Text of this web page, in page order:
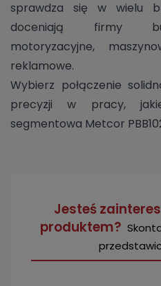
sprawdza się w wielu
doceniają firmy
motoryzacyjne,
reklamowe.
Wybierz połączenie
precyzji w pracy,
segmentowa Metcor
Jesteś
produktem?